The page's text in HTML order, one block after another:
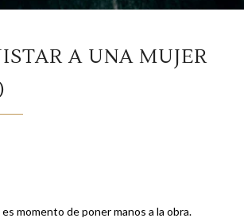
A UNA MUJER
momento de poner manos a la obra.